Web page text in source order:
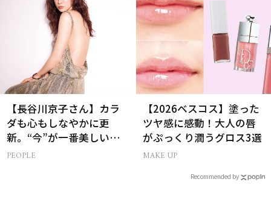
【長谷川京子さん】カラ
ダも心もしなやかに更
新。“今”が一番美しい
［特別画像集］
PEOPLE
【2026ベスコス】塗った
ツヤ感に感動！大人の唇
がぷっくり潤うグロス3選
MAKE UP
Recommended by